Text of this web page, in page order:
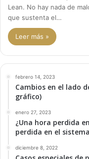
Lean. No hay nada de
que sustenta el…
Leer más »
febrero 14, 2023
Cambios en el lado
gráfico)
enero 27, 2023
¿Una hora perdida
perdida en el
diciembre 8, 2022